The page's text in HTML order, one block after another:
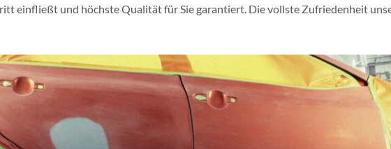
einfließt und höchste Qualität für Sie garantiert. Die vollste Zufriedenheit